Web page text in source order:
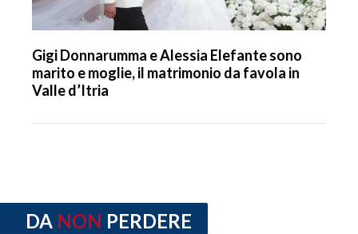
Gigi Donnarumma e Alessia Elefante sono
marito e moglie, il matrimonio da favola in
Valle d’Itria
DA NON PERDERE